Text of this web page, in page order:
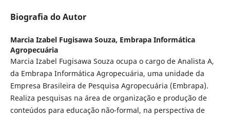
Biografia do Autor
Marcia Izabel Fugisawa Souza, Embrapa Informática
Agropecuária
Marcia Izabel Fugisawa Souza ocupa o cargo de Analista A,
da Embrapa Informática Agropecuária, uma unidade da
Empresa Brasileira de Pesquisa Agropecuária (Embrapa).
Realiza pesquisas na área de organização e produção de
conteúdos para educação não-formal, na perspectiva de